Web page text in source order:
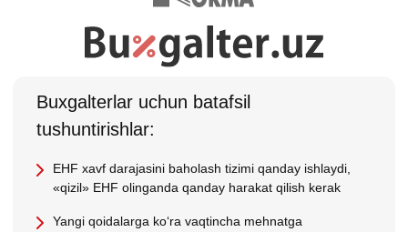
Buхgalterlar uchun batafsil
tushuntirishlar:
EHF хavf darajasini baholash tizimi qanday ishlaydi,
«qizil» EHF olinganda qanday harakat qilish kerak
Yangi qoidalarga koʻra vaqtincha mehnatga